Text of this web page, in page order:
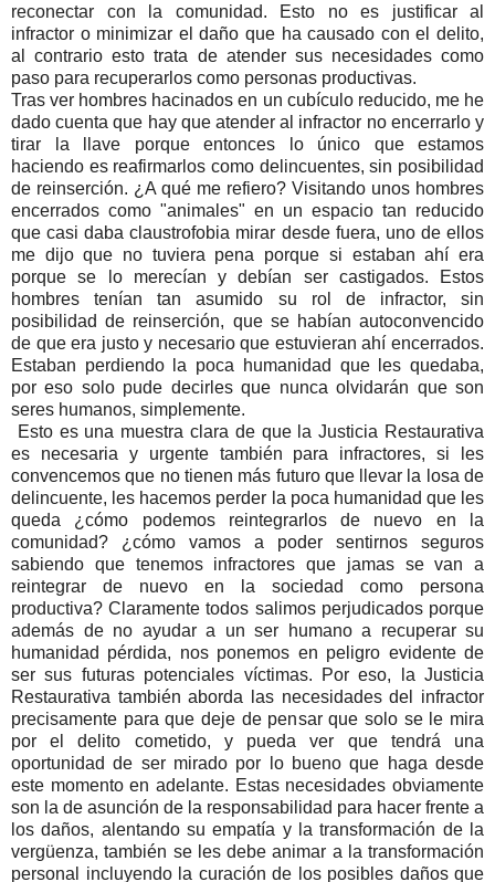
reconectar con la comunidad. Esto no es justificar al
infractor o minimizar el daño que ha causado con el delito,
al contrario esto trata de atender sus necesidades como
paso para recuperarlos como personas productivas.
Tras ver hombres hacinados en un cubículo reducido, me he
dado cuenta que hay que atender al infractor no encerrarlo y
tirar la llave porque entonces lo único que estamos
haciendo es reafirmarlos como delincuentes, sin posibilidad
de reinserción. ¿A qué me refiero? Visitando unos hombres
encerrados como "animales" en un espacio tan reducido
que casi daba claustrofobia mirar desde fuera, uno de ellos
me dijo que no tuviera pena porque si estaban ahí era
porque se lo merecían y debían ser castigados. Estos
hombres tenían tan asumido su rol de infractor, sin
posibilidad de reinserción, que se habían autoconvencido
de que era justo y necesario que estuvieran ahí encerrados.
Estaban perdiendo la poca humanidad que les quedaba,
por eso solo pude decirles que nunca olvidarán que son
seres humanos, simplemente.
Esto es una muestra clara de que la Justicia Restaurativa
es necesaria y urgente también para infractores, si les
convencemos que no tienen más futuro que llevar la losa de
delincuente, les hacemos perder la poca humanidad que les
queda ¿cómo podemos reintegrarlos de nuevo en la
comunidad? ¿cómo vamos a poder sentirnos seguros
sabiendo que tenemos infractores que jamas se van a
reintegrar de nuevo en la sociedad como persona
productiva? Claramente todos salimos perjudicados porque
además de no ayudar a un ser humano a recuperar su
humanidad pérdida, nos ponemos en peligro evidente de
ser sus futuras potenciales víctimas. Por eso, la Justicia
Restaurativa también aborda las necesidades del infractor
precisamente para que deje de pensar que solo se le mira
por el delito cometido, y pueda ver que tendrá una
oportunidad de ser mirado por lo bueno que haga desde
este momento en adelante. Estas necesidades obviamente
son la de asunción de la responsabilidad para hacer frente a
los daños, alentando su empatía y la transformación de la
vergüenza, también se les debe animar a la transformación
personal incluyendo la curación de los posibles daños que